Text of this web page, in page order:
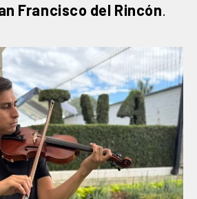
Francisco del Rincón